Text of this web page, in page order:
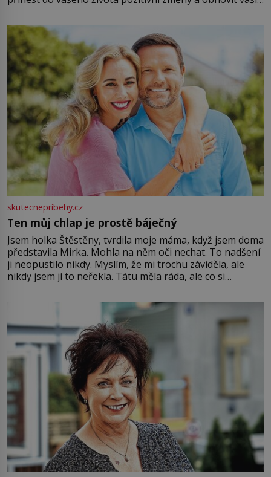
můžete obohatit své rituály a přinést do svého života
větší harmonii a klid. Je důležité
skutecnepribehy.cz
Ten můj chlap je prostě báječný
Jsem holka Štěstěny, tvrdila moje máma, když jsem doma
představila Mirka. Mohla na něm oči nechat. To nadšení
ji neopustilo nikdy. Myslím, že mi trochu záviděla, ale
nikdy jsem jí to neřekla. Tátu měla ráda, ale co si
Jsme spolu moc rádi Tehdy byla jiná doba, když